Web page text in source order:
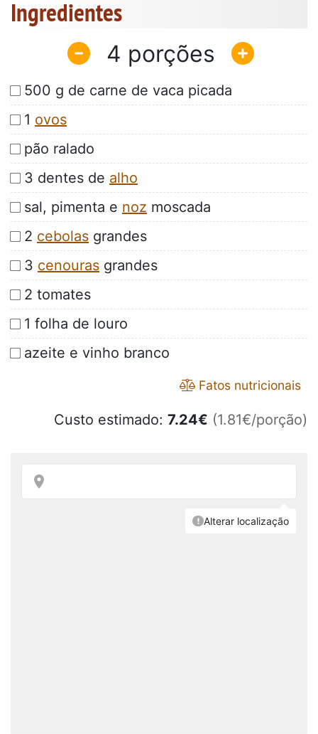
Ingredientes
4
500 g de carne de vaca picada
1 ovos
pão ralado
3 dentes de alho
sal, pimenta e noz moscada
2 cebolas grandes
3 cenouras grandes
2 tomates
1 folha de louro
azeite e vinho branco
Fatos nutricionais
Custo estimado: 7.24€ (1.81€/porção)